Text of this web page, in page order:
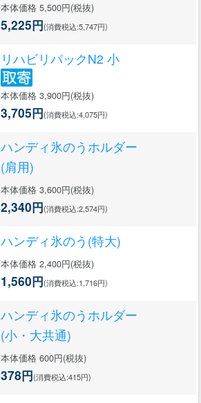
本体価格 5,500円(税抜)
5,225円(消費税込:5,747円)
リハビリパックN2 小
本体価格 3,900円(税抜)
3,705円(消費税込:4,075円)
ハンディ氷のうホルダー
(肩用)
本体価格 3,600円(税抜)
2,340円(消費税込:2,574円)
ハンディ氷のう(特大)
本体価格 2,400円(税抜)
1,560円(消費税込:1,716円)
ハンディ氷のうホルダー
(小・大共通)
本体価格 600円(税抜)
378円(消費税込:415円)